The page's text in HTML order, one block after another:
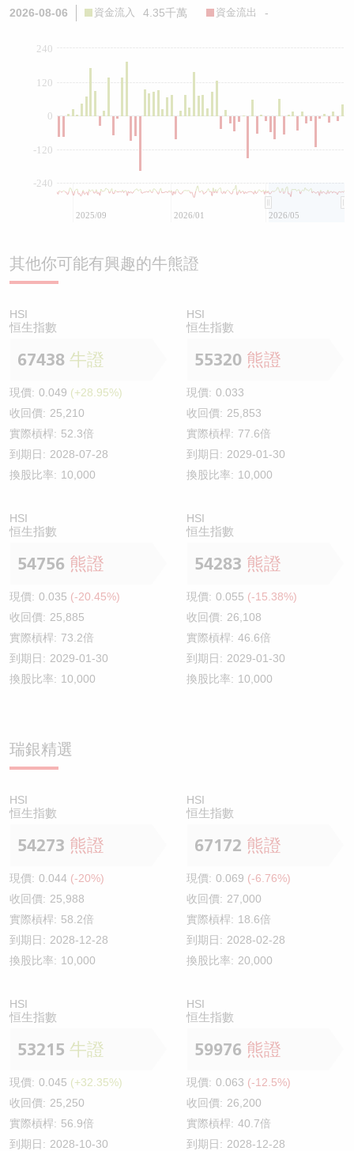
2026-08-06 資金流入 4.35千萬 資金流出 -
0
-240
-120
120
240
2025/09 2026/01 2026/05
其他你可能有興趣的牛熊證
HSI
恒生指數
67438 牛證
現價: 0.049 (+28.95%)
收回價: 25,210
實際槓桿: 52.3倍
到期日: 2028-07-28
換股比率: 10,000
HSI
恒生指數
55320 熊證
現價: 0.033
收回價: 25,853
實際槓桿: 77.6倍
到期日: 2029-01-30
換股比率: 10,000
HSI
恒生指數
54756 熊證
現價: 0.035 (-20.45%)
收回價: 25,885
實際槓桿: 73.2倍
到期日: 2029-01-30
換股比率: 10,000
HSI
恒生指數
54283 熊證
現價: 0.055 (-15.38%)
收回價: 26,108
實際槓桿: 46.6倍
到期日: 2029-01-30
換股比率: 10,000
瑞銀精選
HSI
恒生指數
54273 熊證
現價: 0.044 (-20%)
收回價: 25,988
實際槓桿: 58.2倍
到期日: 2028-12-28
換股比率: 10,000
HSI
恒生指數
67172 熊證
現價: 0.069 (-6.76%)
收回價: 27,000
實際槓桿: 18.6倍
到期日: 2028-02-28
換股比率: 20,000
HSI
恒生指數
53215 牛證
現價: 0.045 (+32.35%)
收回價: 25,250
實際槓桿: 56.9倍
到期日: 2028-10-30
HSI
恒生指數
59976 熊證
現價: 0.063 (-12.5%)
收回價: 26,200
實際槓桿: 40.7倍
到期日: 2028-12-28